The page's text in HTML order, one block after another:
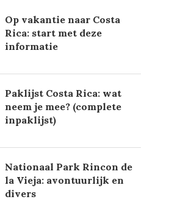
Op vakantie naar Costa
Rica: start met deze
informatie
Paklijst Costa Rica: wat
neem je mee? (complete
inpaklijst)
Nationaal Park Rincon de
la Vieja: avontuurlijk en
divers